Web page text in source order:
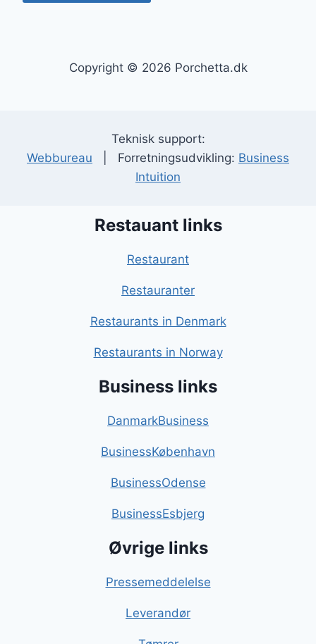
Copyright © 2026 Porchetta.dk
Teknisk support:
Webbureau | Forretningsudvikling: Business
Intuition
Restauant links
Restaurant
Restauranter
Restaurants in Denmark
Restaurants in Norway
Business links
DanmarkBusiness
BusinessKøbenhavn
BusinessOdense
BusinessEsbjerg
Øvrige links
Pressemeddelelse
Leverandør